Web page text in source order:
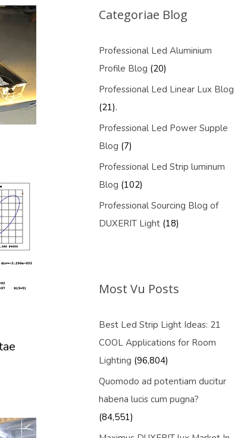
Categoriae Blog
Professional Led Aluminium
Profile Blog (20)
Professional Led Linear Lux Blog
(21).
Professional Led Power Supple
Blog (7)
Professional Led Strip luminum
Blog (102)
Professional Sourcing Blog of
DUXERIT Light (18)
Most Vu Posts
Best Led Strip Light Ideas: 21
COOL Applications for Room
Lighting (96,804)
Quomodo ad potentiam ducitur
habena lucis cum pugna?
(84,551)